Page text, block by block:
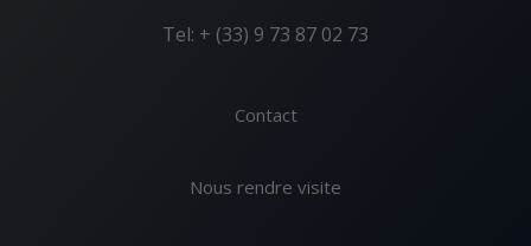
Tel: + (33) 9 73 87 02 73
Contact
Nous rendre visite